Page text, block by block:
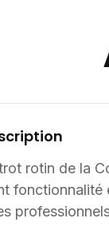
rotin de la
fonctionnalité